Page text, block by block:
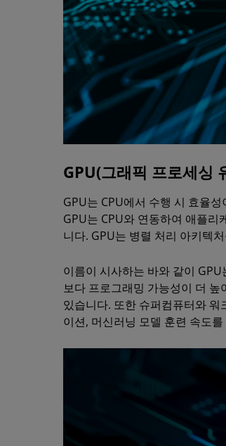
GPU(그래픽 프로세싱
GPU는 CPU에서 수행 시 효율
GPU는 CPU와 연동하여 애플
니다. GPU는 병렬 처리 아키텍
이름이 시사하는 바와 같이
보다 프로그래밍 가능성이 더
있습니다. 또한 슈퍼컴퓨터와
이션, 머신러닝 모델 훈련 속도